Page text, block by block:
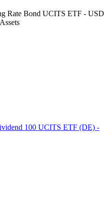
Rate Bond UCITS ETF - USD
100 UCITS ETF (DE) -